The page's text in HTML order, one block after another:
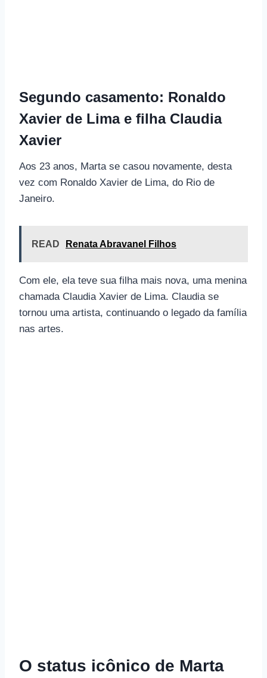
Segundo casamento: Ronaldo
Xavier de Lima e filha Claudia
Xavier
Aos 23 anos, Marta se casou novamente, desta
vez com Ronaldo Xavier de Lima, do Rio de
Janeiro.
READ Renata Abravanel Filhos
Com ele, ela teve sua filha mais nova, uma menina
chamada Claudia Xavier de Lima. Claudia se
tornou uma artista, continuando o legado da família
nas artes.
O status icônico de Marta